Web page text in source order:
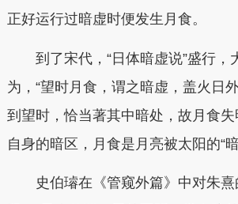
正好运行过暗虚时便发生月食。
到了宋代，“日体暗虚说”盛行，
为，“望时月食，谓之暗虚，盖火日
到望时，恰当著其中暗处，故月食失
自身的暗区，月食是月亮被太阳的“暗
史伯璿在《管窥外篇》中对朱